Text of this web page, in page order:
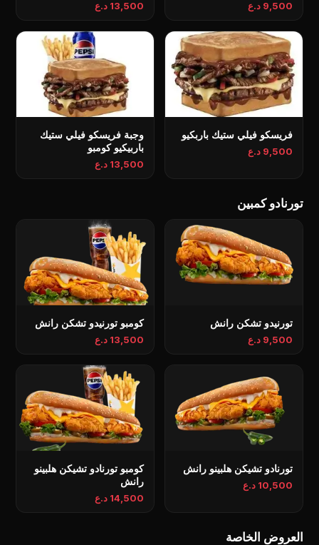
9,500 د.ع 13,500 د.ع
فريسكو فيلي ستيك باربكيو
9,500 د.ع
وجبة فريسكو فيلي ستيك
باربيكيو كومبو
13,500 د.ع
تورنادو کمبین
تورنيدو تشكن رانش
9,500 د.ع
کومبو تورنيدو تشكن رانش
13,500 د.ع
تورنادو تشيكن هلبينو رانش
10,500 د.ع
کومبو تورنادو تشيكن هلبينو
رانش
14,500 د.ع
العروض الخاصة